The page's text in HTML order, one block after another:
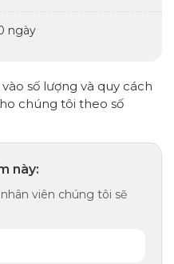
ngày
số lượng và quy cách
chúng tôi theo số
này:
viên chúng tôi sẽ